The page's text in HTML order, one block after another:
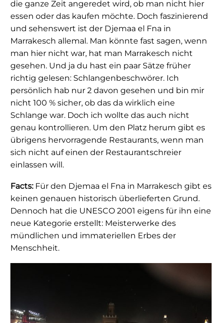
die ganze Zeit angeredet wird, ob man nicht hier
essen oder das kaufen möchte. Doch faszinierend
und sehenswert ist der Djemaa el Fna in
Marrakesch allemal. Man könnte fast sagen, wenn
man hier nicht war, hat man Marrakesch nicht
gesehen. Und ja du hast ein paar Sätze früher
richtig gelesen: Schlangenbeschwörer. Ich
persönlich hab nur 2 davon gesehen und bin mir
nicht 100 % sicher, ob das da wirklich eine
Schlange war. Doch ich wollte das auch nicht
genau kontrollieren. Um den Platz herum gibt es
übrigens hervorragende Restaurants, wenn man
sich nicht auf einen der Restaurantschreier
einlassen will.
Facts:Für den Djemaa el Fna in Marrakesch gibt es
keinen genauen historisch überlieferten Grund.
Dennoch hat die UNESCO 2001 eigens für ihn eine
neue Kategorie erstellt: Meisterwerke des
mündlichen und immateriellen Erbes der
Menschheit.